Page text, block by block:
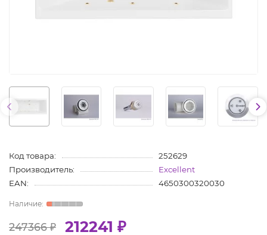
Код товара:
252629
Производитель:
Excellent
EAN:
4650300320030
247366 ₽ 212241 ₽